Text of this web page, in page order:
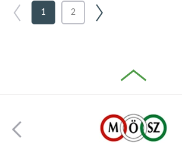
1 2